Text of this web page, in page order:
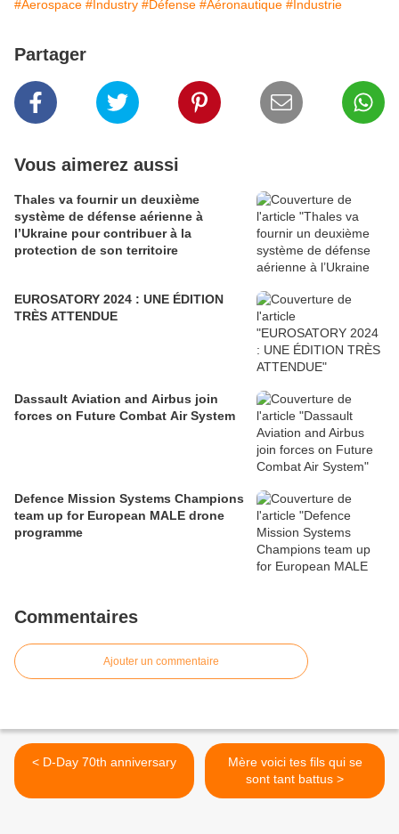
#Aerospace #Industry #Défense #Aéronautique #Industrie
Partager
Vous aimerez aussi
Thales va fournir un deuxième
système de défense aérienne à
l’Ukraine pour contribuer à la
protection de son territoire
EUROSATORY 2024 : UNE ÉDITION
TRÈS ATTENDUE
Dassault Aviation and Airbus join
forces on Future Combat Air System
Defence Mission Systems Champions
team up for European MALE drone
programme
Commentaires
Ajouter un commentaire
< D-Day 70th anniversary
Mère voici tes fils qui se
sont tant battus >